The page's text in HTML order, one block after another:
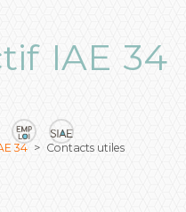
IAE 34
34 > Contacts utiles